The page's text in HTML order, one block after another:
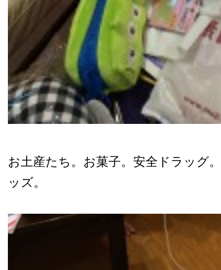
お土産たち。お菓子。安全ドラッグ
ッズ。